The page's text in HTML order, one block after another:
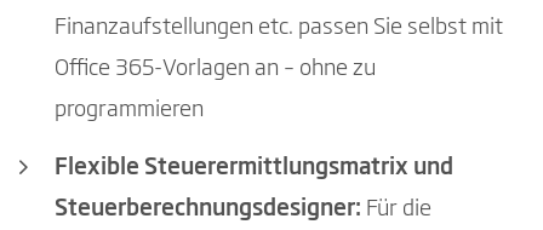
Finanzaufstellungen etc. passen Sie selbst mit
Office 365-Vorlagen an – ohne zu
programmieren
Flexible Steuerermittlungsmatrix und
Steuerberechnungsdesigner: Für die